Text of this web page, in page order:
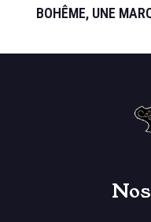
BOHÊME, UNE